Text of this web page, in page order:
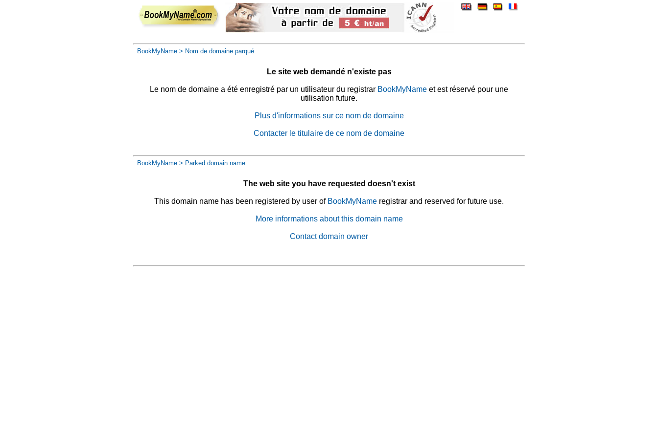
BookMyName > Nom de domaine parqué
Le site web demandé n'existe pas
Le nom de domaine a été enregistré par un utilisateur du registrar BookMyName et est réservé pour une
utilisation future.
Plus d'informations sur ce nom de domaine
Contacter le titulaire de ce nom de domaine
BookMyName > Parked domain name
The web site you have requested doesn't exist
This domain name has been registered by user of BookMyName registrar and reserved for future use.
More informations about this domain name
Contact domain owner